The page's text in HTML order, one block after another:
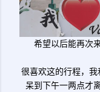
希望以后能再次
很喜欢这的行程，
呆到下午一两点才